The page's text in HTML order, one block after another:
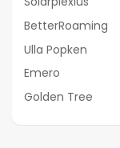
BetterRoaming
Ulla Popken
Emero
Golden Tree